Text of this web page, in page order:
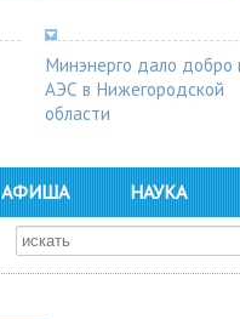
Минэнерго дало добро
АЭС в Нижегородской
области
АФИША НАУКА